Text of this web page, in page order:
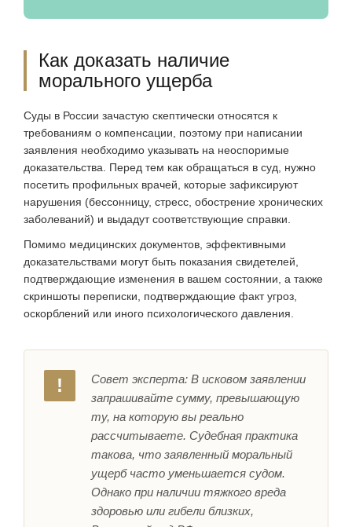
Как доказать наличие
морального ущерба
Суды в России зачастую скептически относятся к
требованиям о компенсации, поэтому при написании
заявления необходимо указывать на неоспоримые
доказательства. Перед тем как обращаться в суд, нужно
посетить профильных врачей, которые зафиксируют
нарушения (бессонницу, стресс, обострение хронических
заболеваний) и выдадут соответствующие справки.
Помимо медицинских документов, эффективными
доказательствами могут быть показания свидетелей,
подтверждающие изменения в вашем состоянии, а также
скриншоты переписки, подтверждающие факт угроз,
оскорблений или иного психологического давления.
!
Совет эксперта: В исковом заявлении
запрашивайте сумму, превышающую
ту, на которую вы реально
рассчитываете. Судебная практика
такова, что заявленный моральный
ущерб часто уменьшается судом.
Однако при наличии тяжкого вреда
здоровью или гибели близких,